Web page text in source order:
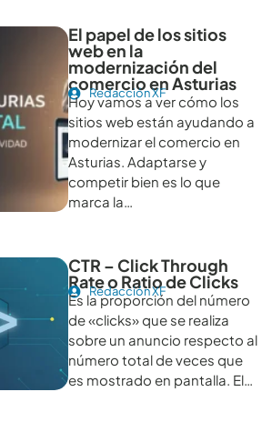
El papel de los sitios
web en la
modernización del
comercio en Asturias
Redacción XF
Hoy vamos a ver cómo los
sitios web están ayudando a
modernizar el comercio en
Asturias. Adaptarse y
competir bien es lo que
marca la…
CTR – Click Through
Rate o Ratio de Clicks
Redacción XF
Es la proporción del número
de «clicks» que se realiza
sobre un anuncio respecto al
número total de veces que
es mostrado en pantalla. El…